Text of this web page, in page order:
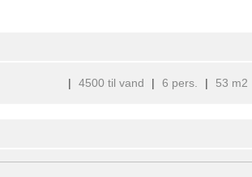
| 4500 til vand | 6 pers. | 53 m2